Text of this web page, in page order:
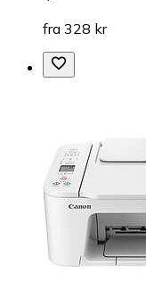
fra 328 kr